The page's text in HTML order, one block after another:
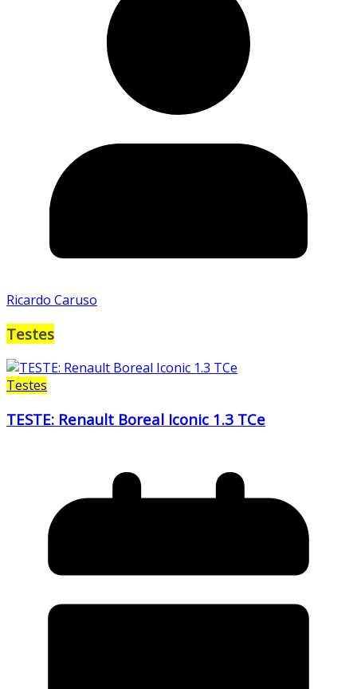
Ricardo Caruso
Testes
Testes
TESTE: Renault Boreal Iconic 1.3 TCe